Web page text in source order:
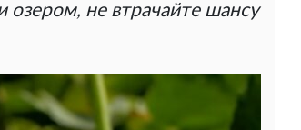
озером, не втрачайте шансу